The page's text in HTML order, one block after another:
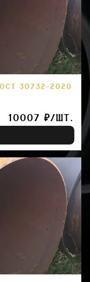
30732-2020
10007 ₽/ШТ.